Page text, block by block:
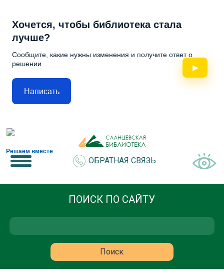
Решаем вместе
Хочется, чтобы библиотека стала
лучше?
Сообщите, какие нужны изменения и получите ответ о
решении
Написать
ОБРАТНАЯ СВЯЗЬ
ПОИСК ПО САЙТУ
▶